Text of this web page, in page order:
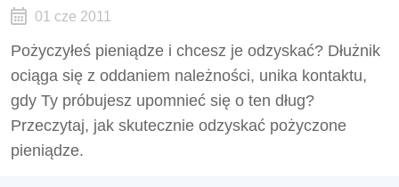
01 cze 2011
Pożyczyłeś pieniądze i chcesz je odzyskać? Dłużnik
ociąga się z oddaniem należności, unika kontaktu,
gdy Ty próbujesz upomnieć się o ten dług?
Przeczytaj, jak skutecznie odzyskać pożyczone
pieniądze.